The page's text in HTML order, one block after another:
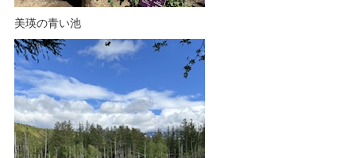
美瑛の青い池